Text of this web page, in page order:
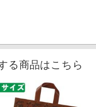
る商品はこちら